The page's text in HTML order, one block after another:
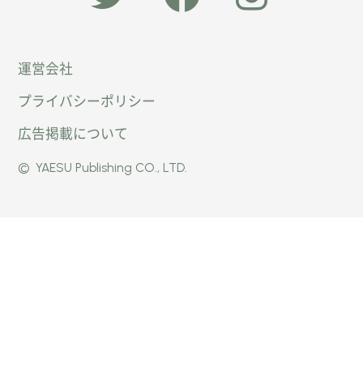
ン
パー」
公式 Faceb
運営会社
プライバシーポリシー
広告掲載について
© YAESU Publishing CO., LTD.